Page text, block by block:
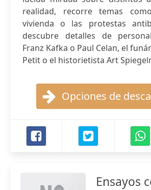
realidad, recorre temas
vivienda o las protestas
descubre detalles de
Franz Kafka o Paul Celan, el
Petit o el historietista Art
Opciones de
Ensayos